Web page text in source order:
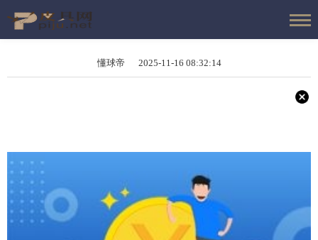
懂球帝 2025-11-16 08:32:14